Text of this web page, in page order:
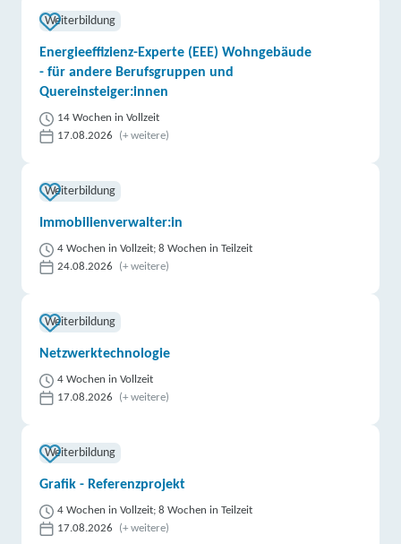
Weiterbildung
Energieeffizienz-Experte (EEE) Wohngebäude
- für andere Berufsgruppen und
Quereinsteiger:innen
14 Wochen in Vollzeit
17.08.2026
(+ weitere)
Weiterbildung
Immobilienverwalter:in
4 Wochen in Vollzeit; 8 Wochen in Teilzeit
24.08.2026
(+ weitere)
Weiterbildung
Netzwerktechnologie
4 Wochen in Vollzeit
17.08.2026
(+ weitere)
Weiterbildung
Grafik - Referenzprojekt
4 Wochen in Vollzeit; 8 Wochen in Teilzeit
17.08.2026
(+ weitere)